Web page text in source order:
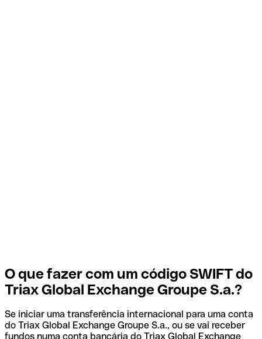
O que fazer com um código SWIFT do
Triax Global Exchange Groupe S.a.?
Se iniciar uma transferência internacional para uma conta
do Triax Global Exchange Groupe S.a., ou se vai receber
fundos numa conta bancária do Triax Global Exchange